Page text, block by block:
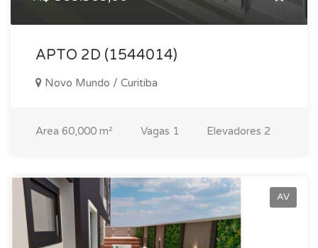
APTO 2D (1544014)
Novo Mundo / Curitiba
Area 60,000 m² Vagas 1 Elevadores 2
AV